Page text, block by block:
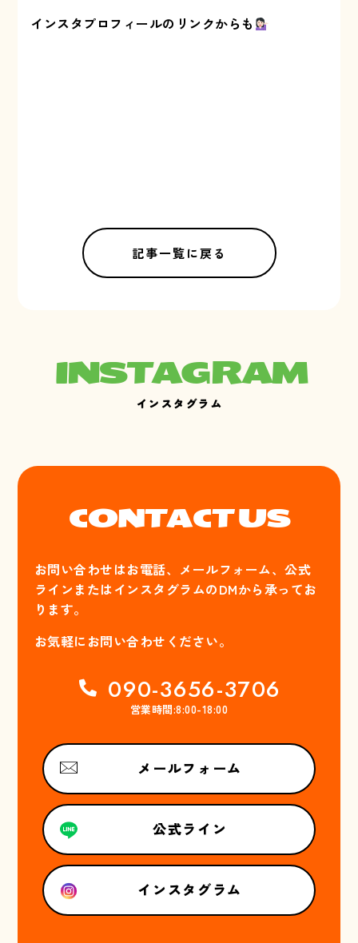
インスタプロフィールのリンクからも
記事一覧に戻る
INSTAGRAM
インスタグラム
CONTACT US
お問い合わせはお電話、メールフォーム、公式
ラインまたはインスタグラムのDMから承ってお
ります。
お気軽にお問い合わせください。
090-3656-3706
営業時間:8:00-18:00
メールフォーム
公式ライン
インスタグラム